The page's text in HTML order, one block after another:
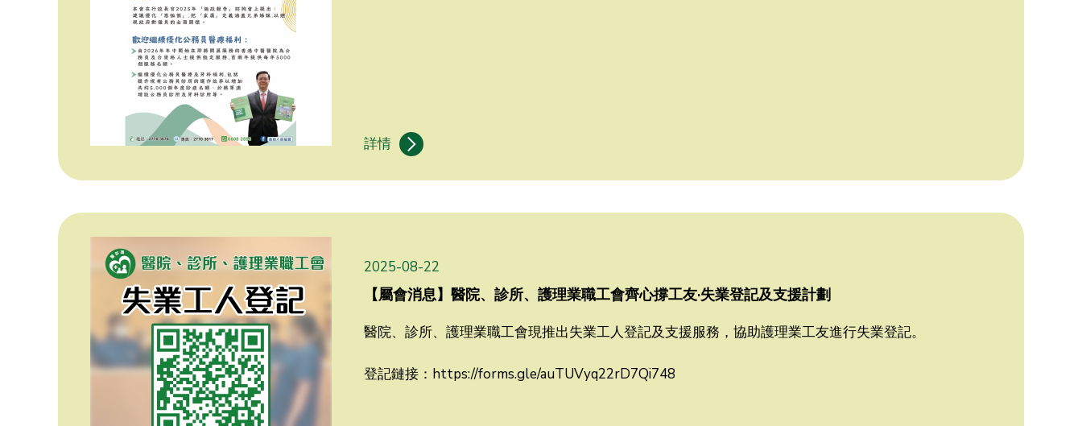
詳情
2025-08-22
【屬會消息】醫院、診所、護理業職工會齊心撐工友·失業登記及支援計劃
醫院、診所、護理業職工會現推出失業工人登記及支援服務，協助護理業工友進行失業登記。
登記鏈接：https://forms.gle/auTUVyq22rD7Qi748